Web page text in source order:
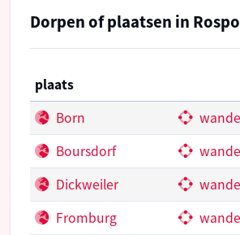
Dorpen of plaatsen in
plaats
Born
Boursdorf
Dickweiler
Fromburg